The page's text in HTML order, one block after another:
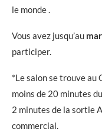
le monde .
Vous avez jusqu’au
participer.
*Le salon se trouve au
moins de 20 minutes
2 minutes de la sortie
commercial.